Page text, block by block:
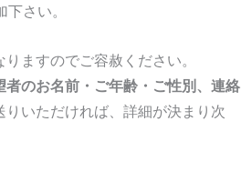
さい。
ますのでご容赦ください。
のお名前・ご年齢・ご性別、連絡
りいただければ、詳細が決まり次